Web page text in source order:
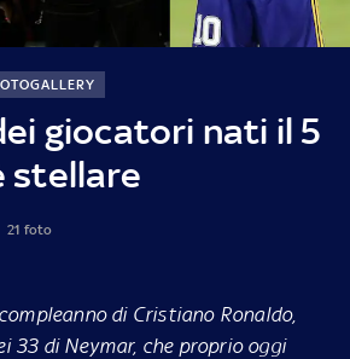
giocatori nati il 5
stellare
21 foto
di Cristiano Ronaldo,
33 di Neymar, che proprio oggi